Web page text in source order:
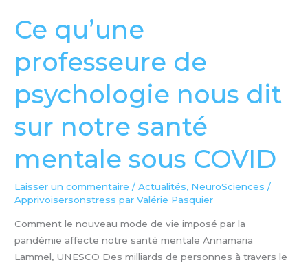
Ce qu’une
professeure de
psychologie nous dit
sur notre santé
mentale sous COVID
Laisser un commentaire /Actualités, NeuroSciences /
Apprivoisersonstress par Valérie Pasquier
Comment le nouveau mode de vie imposé par la
pandémie affecte notre santé mentale Annamaria
Lammel, UNESCO Des milliards de personnes à travers le
Ce
qu’une
professeure
de
psychologie
nous
dit
sur
notre
santé
mentale
sous
COVID